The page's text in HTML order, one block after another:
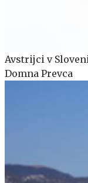
Avstrijci v
Domna Prevca